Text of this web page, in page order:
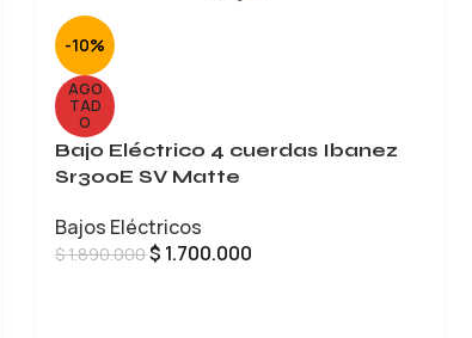
-10%
AGO
TAD
O
Bajo Eléctrico 4 cuerdas Ibanez
Sr300E SV Matte
Bajos Eléctricos
$1.890.000$ 1.700.000